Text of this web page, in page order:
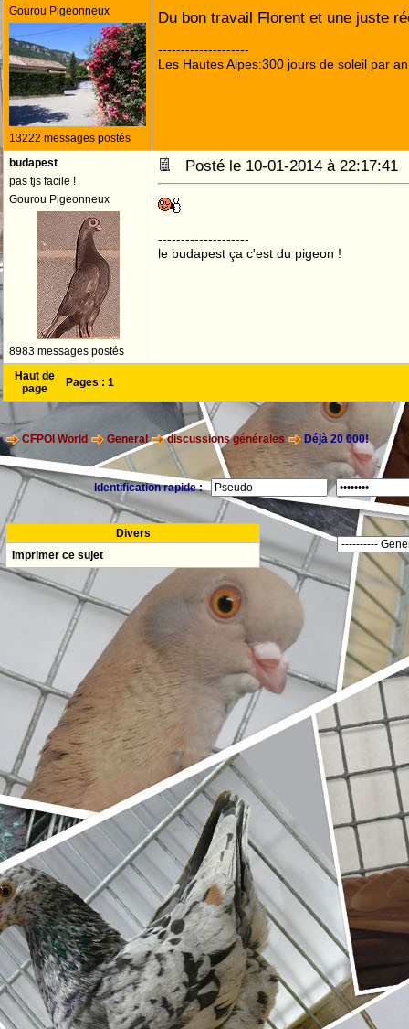
Gourou Pigeonneux
13222 messages postés
Du bon travail Florent et une juste
--------------------
Les Hautes Alpes:300 jours de soleil par an
budapest
pas tjs facile !
Gourou Pigeonneux
8983 messages postés
Posté le 10-01-2014 à
--------------------
le budapest ça c'est du pigeon !
Haut de
page
Pages : 1
CFPOI World General discussions générales Déjà 20 000!
Identification rapide :
Divers
Imprimer ce sujet